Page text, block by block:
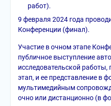
работ).
9 февраля 2024 года
Конференции (финал).
Участие в очном этапе
публичное выступление
исследовательской
этап, и ее представление в
мультимедийным
очно или дистанционно (в